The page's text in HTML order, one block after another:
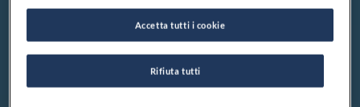
Rifiuta tutti
Accetta tutti i cookie